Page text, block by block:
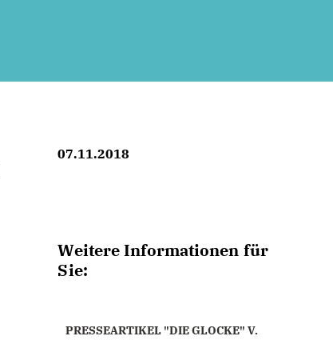
07.11.2018
Weitere Informationen für
Sie:
PRESSEARTIKEL "DIE GLOCKE" V.